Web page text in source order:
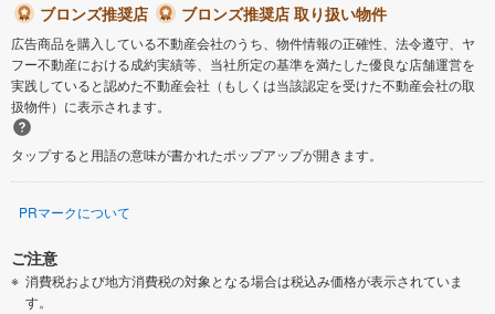
ブロンズ推奨店
ブロンズ推奨店 取り扱い物件
広告商品を購入している不動産会社のうち、物件情報の正確性、法令遵守、ヤ
フー不動産における成約実績等、当社所定の基準を満たした優良な店舗運営を
実践していると認めた不動産会社（もしくは当該認定を受けた不動産会社の取
扱物件）に表示されます。
タップすると用語の意味が書かれたポップアップが開きます。
PRマークについて
ご注意
消費税および地方消費税の対象となる場合は税込み価格が表示されていま
す。